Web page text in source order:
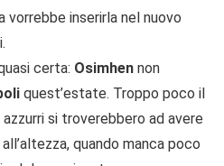
vorrebbe inserirla nel nuovo
certa: Osimhen non
quest’estate. Troppo poco il
si troverebbero ad avere
quando manca poco